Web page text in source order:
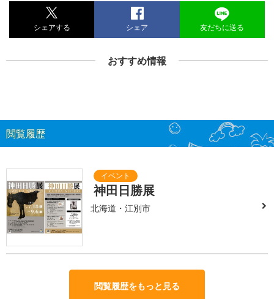
シェアする シェア 友だちに送る
おすすめ情報
閲覧履歴
神田日勝展
北海道・江別市
閲覧履歴をもっと見る